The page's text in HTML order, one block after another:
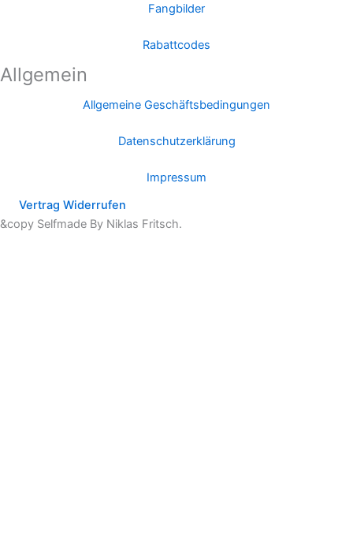
Fangbilder
Rabattcodes
Allgemein
Allgemeine Geschäftsbedingungen
Datenschutzerklärung
Impressum
Vertrag Widerrufen
&copy Selfmade By Niklas Fritsch.